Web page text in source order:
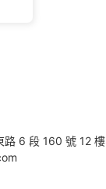
路 6 段 160 號 12 樓